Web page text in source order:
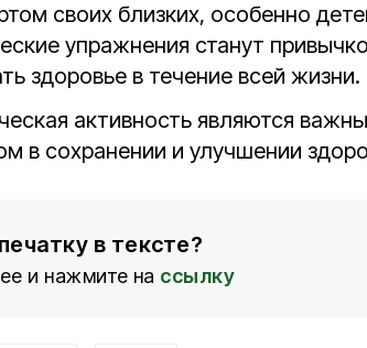
своих близких, особенно
упражнения станут
здоровье в течение всей жизни.
активность являются
в сохранении и улучшении
в тексте?
и нажмите на ссылку